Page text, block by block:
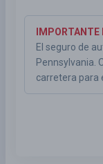
IMPORTANTE
El seguro de
Pennsylvania.
carretera para